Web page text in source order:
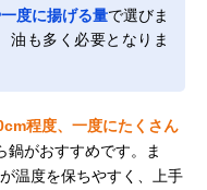
度に揚げる量で選びま
油も多く必要となりま
程度、一度にたくさん
鍋がおすすめです。ま
温度を保ちやすく、上手